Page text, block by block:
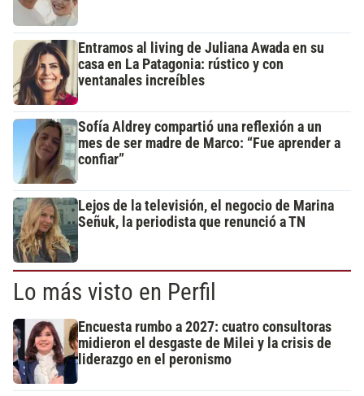
Entramos al living de Juliana Awada en su
casa en La Patagonia: rústico y con
ventanales increíbles
Sofía Aldrey compartió una reflexión a un
mes de ser madre de Marco: “Fue aprender a
confiar”
Lejos de la televisión, el negocio de Marina
Señuk, la periodista que renunció a TN
Lo más visto en Perfil
Encuesta rumbo a 2027: cuatro consultoras
midieron el desgaste de Milei y la crisis de
liderazgo en el peronismo